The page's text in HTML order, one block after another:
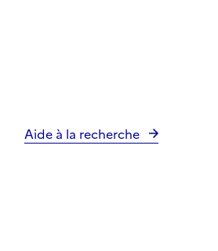
Aide à la recherche